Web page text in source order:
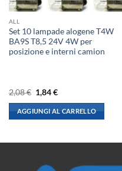
ALL
Set 10 lampade alogene T4W
BA9S T8,5 24V 4W per
posizione e interni camion
2,08€ Il
prezzo
originale
era:
2,08 €.
1,84€Il
attuale
è:
1,84 €.
AGGIUNGI AL CARRELLO